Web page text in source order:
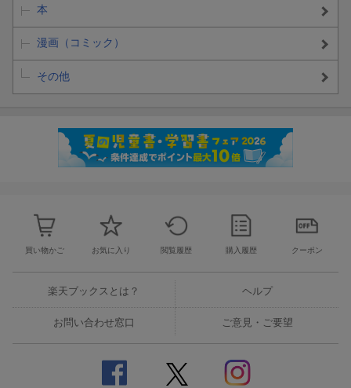
本
漫画（コミック）
その他
買い物かご お気に入り 閲覧履歴 購入履歴 クーポン
楽天ブックスとは？ ヘルプ
お問い合わせ窓口 ご意見・ご要望